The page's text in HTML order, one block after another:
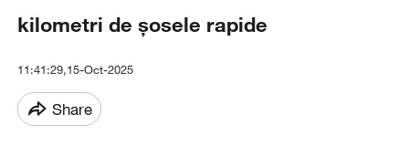
kilometri de șosele rapide
11:41:29,15-Oct-2025
Share